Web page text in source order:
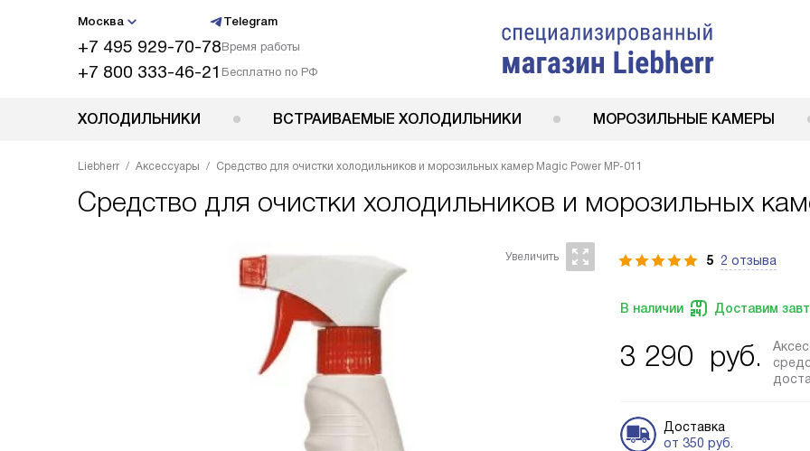
Москва Telegram
+7 495 929-70-78Время работы
+7 800 333-46-21 Бесплатно по РФ
ХОЛОДИЛЬНИКИ ВСТРАИВАЕМЫЕ ХОЛОДИЛЬНИКИ МОРОЗИЛЬНЫЕ КАМЕРЫ
Liebherr Аксессуары Средство для очистки холодильников и морозильных камер Magic Power MP-011
Средство для очистки холодильников и морозильных
5 2 отзыва
В наличии Доставим
3 290 руб.
Доставка
от 350 руб.